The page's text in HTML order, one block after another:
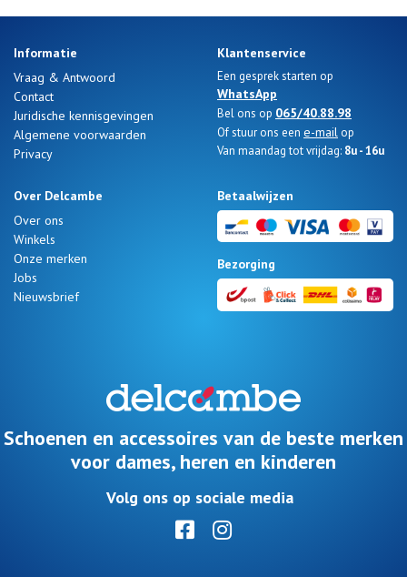
Informatie
Vraag & Antwoord
Contact
Juridische kennisgevingen
Algemene voorwaarden
Privacy
Klantenservice
Een gesprek starten op
WhatsApp
Bel ons op 065/40.88.98
Of stuur ons een e-mail op
Van maandag tot vrijdag: 8u - 16u
Over Delcambe
Over ons
Winkels
Onze merken
Jobs
Nieuwsbrief
Betaalwijzen
Bezorging
Schoenen en accessoires van de beste merken
voor dames, heren en kinderen
Volg ons op sociale media